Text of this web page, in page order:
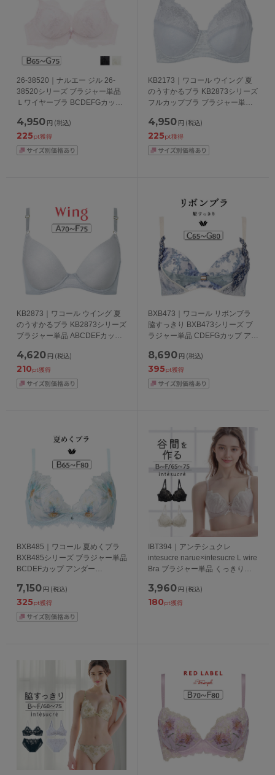
26-38520｜ナルエー ジル 26-
38520シリーズ ブラジャー単品
Ｌワイヤーブラ BCDEFGカップ
4,950 円 (税込)
225pt獲得
KB2173｜ワコール ウイング 夏
のうすかるブラ KB2873シリーズ
フルカップブラ ブラジャー単品
70/75/80/85cm
4,950 円 (税込)
225pt獲得
KB2873｜ワコール ウイング 夏
のうすかるブラ KB2873シリーズ
ブラジャー単品 ABCDEFカップ
4,620 円 (税込)
210pt獲得
BXB473｜ワコール リボンブラ
脇すっきり BXB473シリーズ ブ
ラジャー単品 CDEFGカップ アン
8,690 円 (税込)
395pt獲得
BXB485｜ワコール 夏めくブラ
BXB485シリーズ ブラジャー単品
BCDEFカップ アンダー
7,150 円 (税込)
325pt獲得
IBT394｜アンテシュクレ
intesucre narue×intesucre L wire
Bra ブラジャー単品 くっきり谷
65/70/75cm
3,960 円 (税込)
180pt獲得